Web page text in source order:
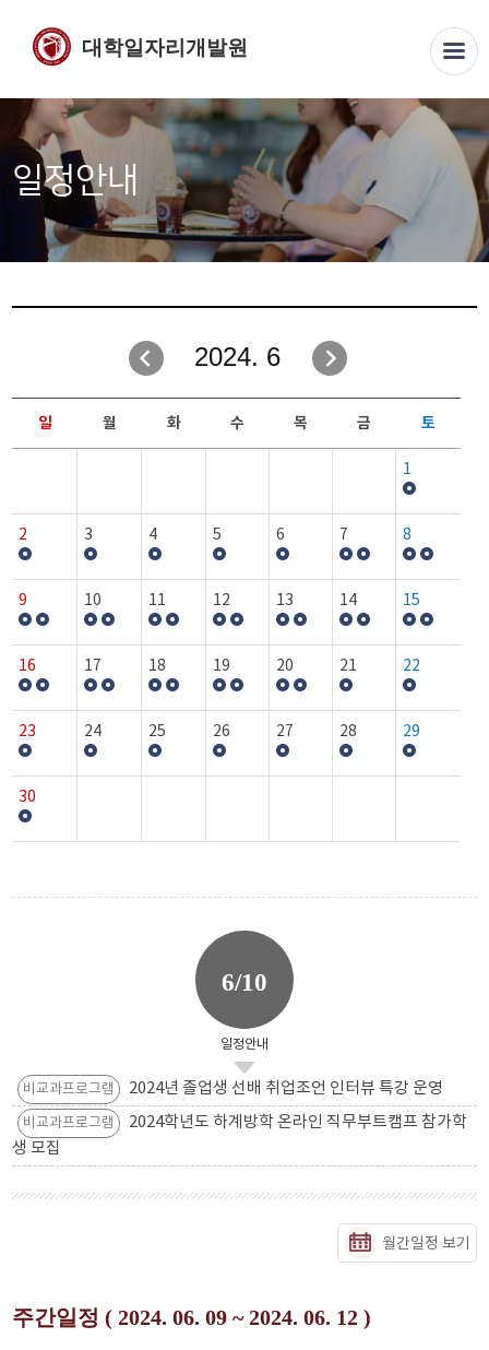
대학일자리개발원
일정안내
2024. 6
일 월 화 수 목 금 토
1
2 3 4 5 6 7 8
9 10 11 12 13 14 15
16 17 18 19 20 21 22
23 24 25 26 27 28 29
30
6/10
일정안내
비교과프로그램 2024년 졸업생 선배 취업조언 인터뷰 특강 운영
비교과프로그램
2024학년도 하계방학 온라인 직무부트캠프 참가학
생 모집
월간일정 보기
주간일정 ( 2024. 06. 09 ~ 2024. 06. 12 )